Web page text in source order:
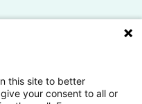
this site to better
your consent to all or